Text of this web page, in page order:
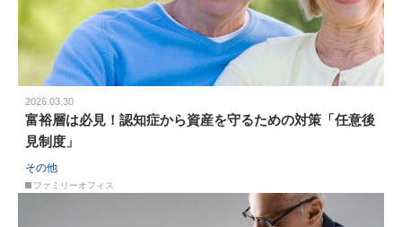
2026.03.30
富裕層は必見！認知症から資産を守るための対策「任意後
見制度」
その他
ファミリーオフィス